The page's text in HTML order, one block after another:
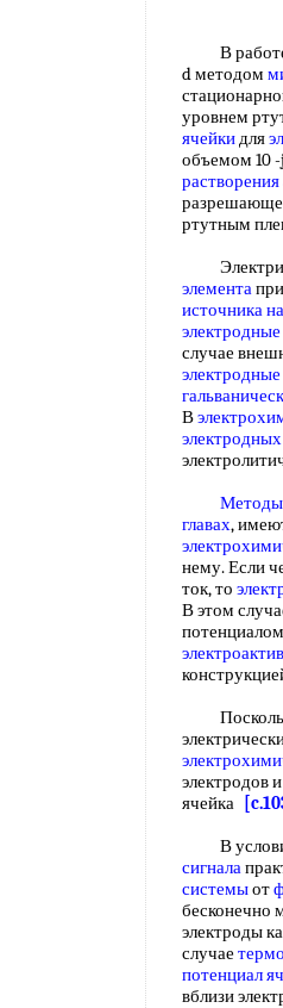
В работе
d методом
уровнем
ячейкидля
объемом 10
ртутным
элемента
источника
случае
В
Методы
главах,
нему. Если
ток, то
В этом
электродов
ячейка
В
сигнала
системыот
бесконечно
электроды
случае
потенциал
вблизи